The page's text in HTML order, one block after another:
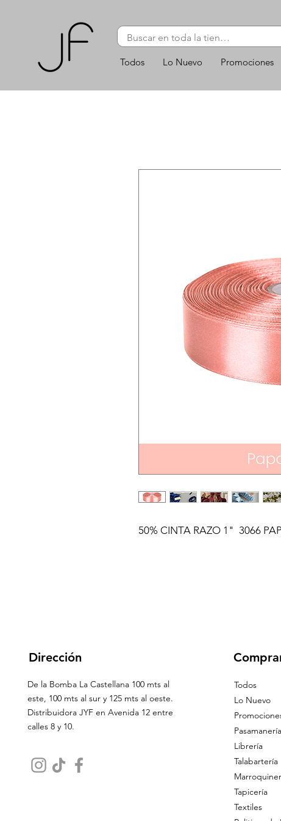
Todos Lo Nuevo Promociones
50% CINTA RAZO 1"  3066
Dirección
De la Bomba La Castellana 100 mts al
este, 100 mts al sur y 125 mts al oeste.
Distribuidora JYF en Avenida 12 entre
calles 8 y 10.
Todos
Lo Nuevo
Pasamanería
Librería
Talabartería
Tapicería
Textiles